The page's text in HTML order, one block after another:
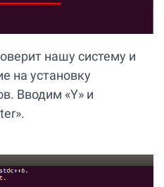
нашу систему и
на установку
Вводим «Y» и